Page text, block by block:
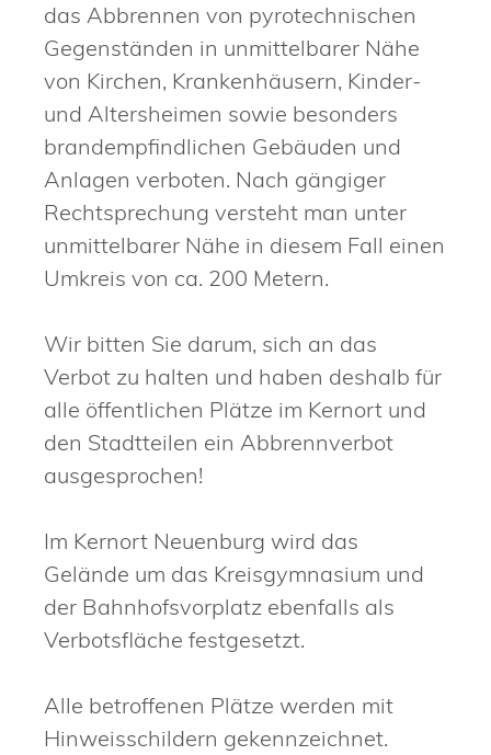
das Abbrennen von pyrotechnischen
Gegenständen in unmittelbarer Nähe
von Kirchen, Krankenhäusern, Kinder-
und Altersheimen sowie besonders
brandempfindlichen Gebäuden und
Anlagen verboten. Nach gängiger
Rechtsprechung versteht man unter
unmittelbarer Nähe in diesem Fall einen
Umkreis von ca. 200 Metern.
Wir bitten Sie darum, sich an das
Verbot zu halten und haben deshalb für
alle öffentlichen Plätze im Kernort und
den Stadtteilen ein Abbrennverbot
ausgesprochen!
Im Kernort Neuenburg wird das
Gelände um das Kreisgymnasium und
der Bahnhofsvorplatz ebenfalls als
Verbotsfläche festgesetzt.
Alle betroffenen Plätze werden mit
Hinweisschildern gekennzeichnet.